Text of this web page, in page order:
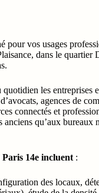
pour vos usages
dans le quartier
les entreprises
agences de
connectés et
qu’aux bureaux
14e incluent :
des locaux,